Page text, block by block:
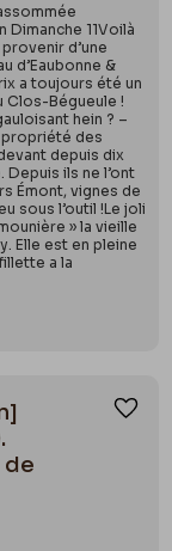
Dimanche 11Voilà
d’une
d’Eaubonne &
a toujours été un
Clos-Bégueule !
hein ? –
propriété des
depuis dix
ils ne l’ont
Émont, vignes de
sous l’outil !Le joli
» la vieille
Elle est en pleine
a la
de